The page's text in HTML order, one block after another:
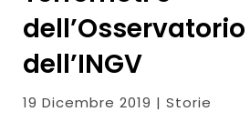
dell’INGV
19 Dicembre 2019 | Storie